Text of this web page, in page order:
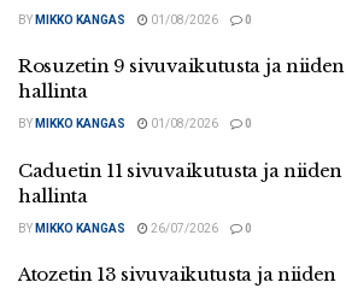
BY MIKKO KANGAS 01/08/2026 0
Rosuzetin 9 sivuvaikutusta ja niiden
hallinta
BY MIKKO KANGAS 01/08/2026 0
Caduetin 11 sivuvaikutusta ja niiden
hallinta
BY MIKKO KANGAS 26/07/2026 0
Atozetin 13 sivuvaikutusta ja niiden